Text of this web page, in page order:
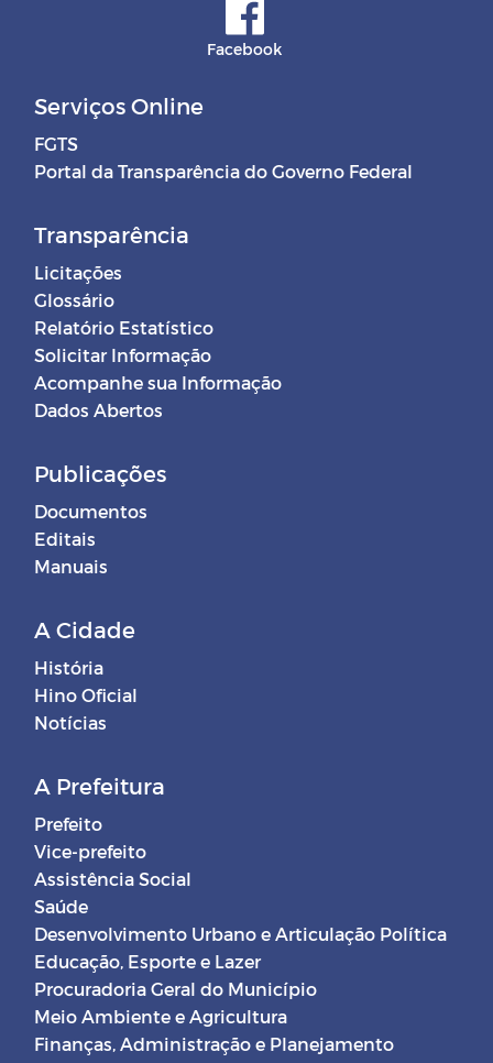
Facebook
Serviços Online
FGTS
Portal da Transparência do Governo Federal
Transparência
Licitações
Glossário
Relatório Estatístico
Solicitar Informação
Acompanhe sua Informação
Dados Abertos
Publicações
Documentos
Editais
Manuais
A Cidade
História
Hino Oficial
Notícias
A Prefeitura
Prefeito
Vice-prefeito
Assistência Social
Saúde
Desenvolvimento Urbano e Articulação Política
Educação, Esporte e Lazer
Procuradoria Geral do Município
Meio Ambiente e Agricultura
Finanças, Administração e Planejamento